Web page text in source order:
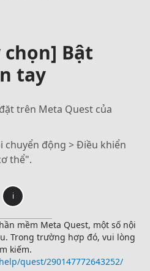
Bật
tay
trên Meta Quest của
chuyển động > Điều khiển
thể".
i
mềm Meta Quest, một số nội
Trong trường hợp đó, vui lòng
kiếm.
quest/290147772643252/